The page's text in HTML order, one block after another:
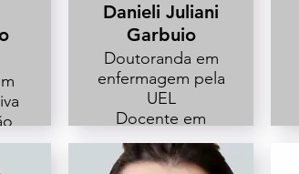
Danieli Juliani
Garbuio
Doutoranda em
enfermagem pela
UEL
Docente em
cursos da saúde
da Universidade